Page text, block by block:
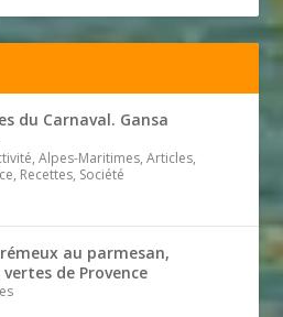
du Carnaval. Gansa
Alpes-Maritimes, Articles,
Recettes, Société
au parmesan,
de Provence